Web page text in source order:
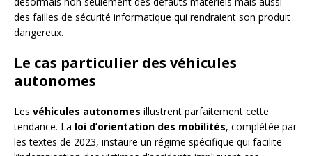
des failles de sécurité informatique qui rendraient son produit
dangereux.
Le cas particulier des véhicules
autonomes
Les véhicules autonomes illustrent parfaitement cette
tendance. La loi d’orientation des mobilités, complétée par
les textes de 2023, instaure un régime spécifique qui facilite